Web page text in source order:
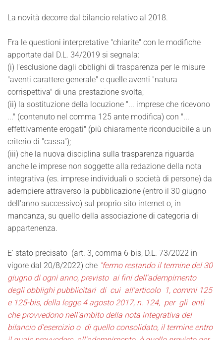
La novità decorre dal bilancio relativo al 2018.
Fra le questioni interpretative "chiarite" con le modifiche
apportate dal D.L. 34/2019 si segnala:
(i) l'esclusione dagli obblighi di trasparenza per le misure
"aventi carattere generale" e quelle aventi "natura
corrispettiva" di una prestazione svolta;
(ii) la sostituzione della locuzione "... imprese che ricevono
..." (contenuto nel comma 125 ante modifica) con "...
effettivamente erogati" (più chiaramente riconducibile a un
criterio di "cassa");
(iii) che la nuova disciplina sulla trasparenza riguarda
anche le imprese non soggette alla redazione della nota
integrativa (es. imprese individuali o società di persone) da
adempiere attraverso la pubblicazione (entro il 30 giugno
dell'anno successivo) sul proprio sito internet o, in
mancanza, su quello della associazione di categoria di
appartenenza.
E' stato precisato (art. 3, comma 6-bis, D.L. 73/2022 in
vigore dal 20/8/2022) che "fermo restando il termine del 30
giugno di ogni anno, previsto ai fini dell'adempimento
degli obblighi pubblicitari di cui all'articolo 1, commi 125
e 125-bis, della legge 4 agosto 2017, n. 124, per gli enti
che provvedono nell'ambito della nota integrativa del
bilancio d'esercizio o di quello consolidato, il termine entro